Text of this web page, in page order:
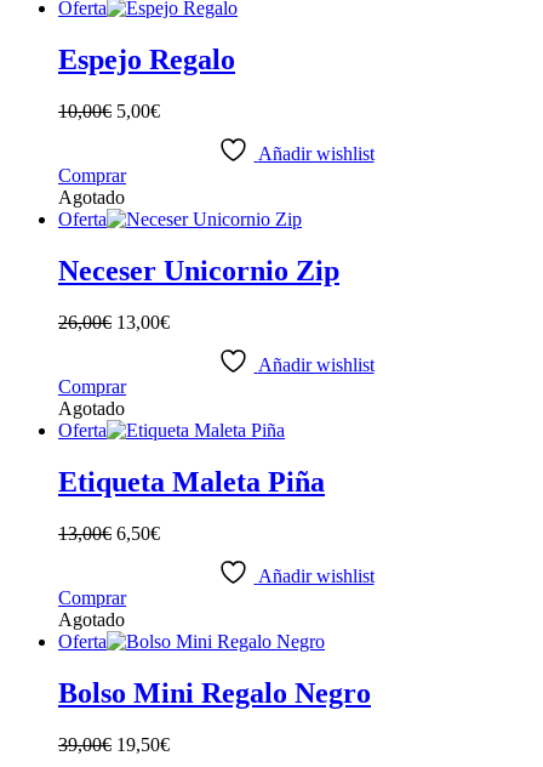
tiene
variantes.
Las
se
en
página
producto
Oferta
Espejo Regalo
10,00€ 5,00€
Añadir wishlist
Comprar
Agotado
Oferta
Neceser Unicornio Zip
26,00€ 13,00€
Añadir wishlist
Comprar
Agotado
Oferta
Etiqueta Maleta Piña
13,00€ 6,50€
Añadir wishlist
Comprar
Agotado
Oferta
Bolso Mini Regalo Negro
39,00€ 19,50€